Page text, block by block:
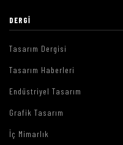
DERGI
Tasarım Dergisi
Tasarım Haberleri
Endüstriyel Tasarım
Grafik Tasarım
İç Mimarlık